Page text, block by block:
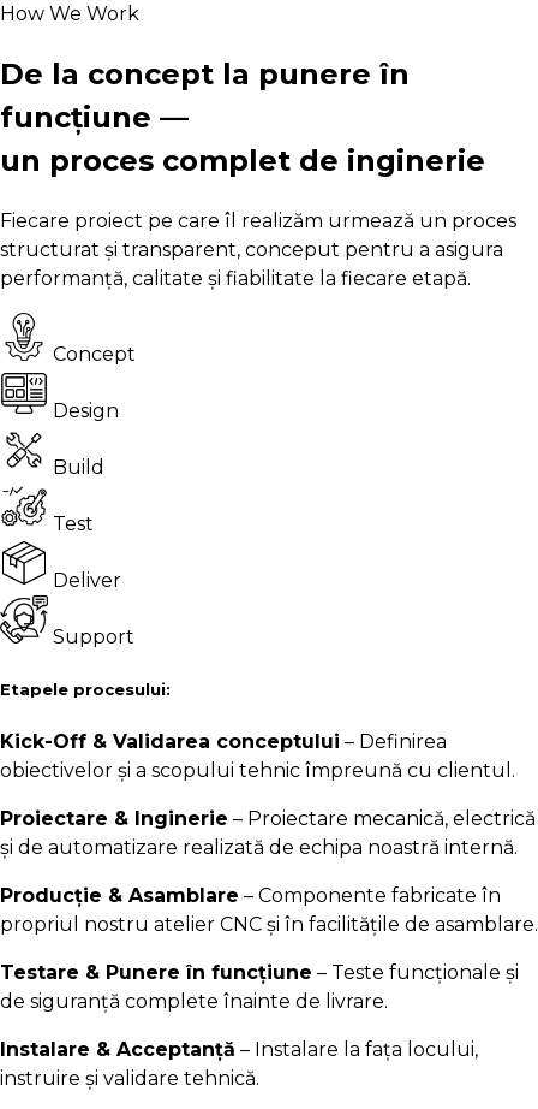
How We Work
De la concept la punere în
funcțiune —
un proces complet de inginerie
Fiecare proiect pe care îl realizăm urmează un proces
structurat și transparent, conceput pentru a asigura
performanță, calitate și fiabilitate la fiecare etapă.
Concept
Design
Build
Test
Deliver
Support
Etapele procesului:
Kick-Off & Validarea conceptului – Definirea
obiectivelor și a scopului tehnic împreună cu clientul.
Proiectare & Inginerie – Proiectare mecanică, electrică
și de automatizare realizată de echipa noastră internă.
Producție & Asamblare – Componente fabricate în
propriul nostru atelier CNC și în facilitățile de asamblare.
Testare & Punere în funcțiune – Teste funcționale și
de siguranță complete înainte de livrare.
Instalare & Acceptanță – Instalare la fața locului,
instruire și validare tehnică.